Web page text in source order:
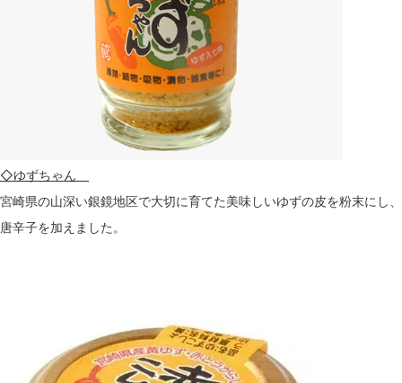
◇ゆずちゃん
宮崎県の山深い銀鏡地区で大切に育てた美味しいゆずの皮を粉末にし、
唐辛子を加えました。